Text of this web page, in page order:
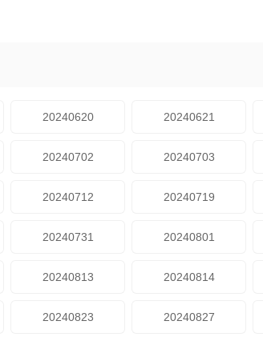
20240620 20240621
20240702 20240703
20240712 20240719
20240731 20240801
20240813 20240814
20240823 20240827